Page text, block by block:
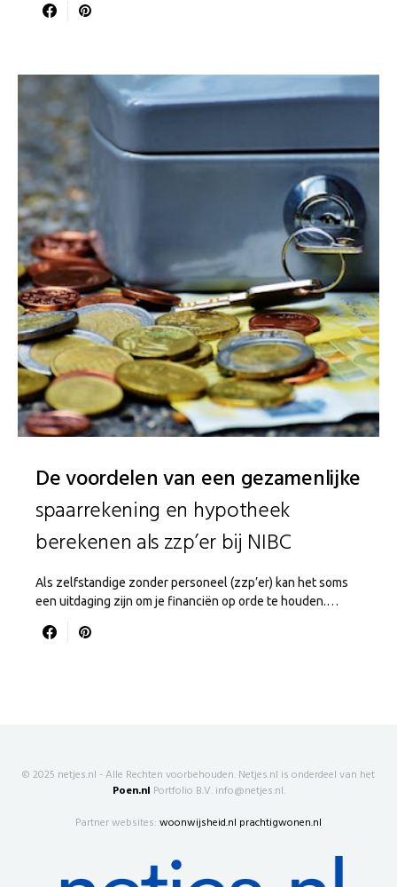
De voordelen van een gezamenlijke
spaarrekening en hypotheek
berekenen als zzp’er bij NIBC
Als zelfstandige zonder personeel (zzp’er) kan het soms
een uitdaging zijn om je financiën op orde te houden.…
© 2025 netjes.nl - Alle Rechten voorbehouden. Netjes.nl is onderdeel van het
Poen.nl Portfolio B.V. info@netjes.nl.
Partner websites: woonwijsheid.nl prachtigwonen.nl